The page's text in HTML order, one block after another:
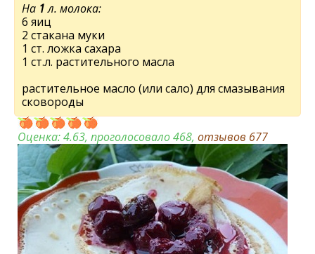
На 1л. молока:
6 яиц
2 стакана муки
1 ст. ложка сахара
1 ст.л. раститeльного масла
раститeльноe масло (или сало) для смазывания
сковороды
Оценка:4.63, проголосовало 468, отзывов 677